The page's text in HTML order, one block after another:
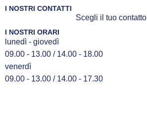
I NOSTRI CONTATTI
Scegli il tuo contatto
I NOSTRI ORARI
lunedì - giovedì
09.00 - 13.00 / 14.00 - 18.00
venerdì
09.00 - 13.00 / 14.00 - 17.30